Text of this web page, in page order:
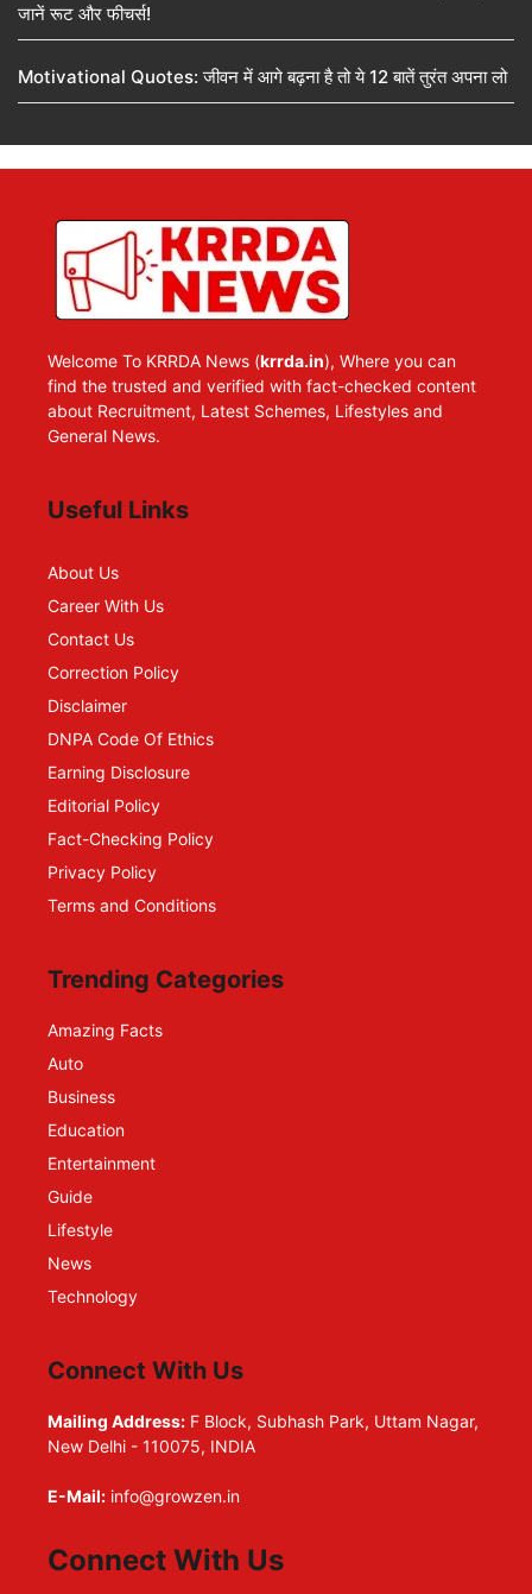
जानें रूट और फीचर्स!
Motivational Quotes: जीवन में आगे बढ़ना है तो ये 12 बातें तुरंत अपना लो
Welcome To KRRDA News (krrda.in), Where you can
find the trusted and verified with fact-checked content
about Recruitment, Latest Schemes, Lifestyles and
General News.
Useful Links
About Us
Career With Us
Contact Us
Correction Policy
Disclaimer
DNPA Code Of Ethics
Earning Disclosure
Editorial Policy
Fact-Checking Policy
Privacy Policy
Terms and Conditions
Trending Categories
Amazing Facts
Auto
Business
Education
Entertainment
Guide
Lifestyle
News
Technology
Connect With Us
Mailing Address: F Block, Subhash Park, Uttam Nagar,
New Delhi - 110075, INDIA
E-Mail: info@growzen.in
Connect With Us